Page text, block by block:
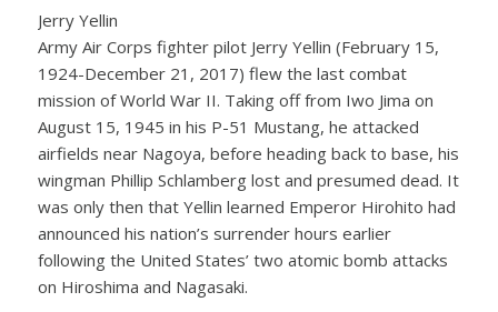
Jerry Yellin
Army Air Corps fighter pilot Jerry Yellin (February 15,
1924-December 21, 2017) flew the last combat
mission of World War II. Taking off from Iwo Jima on
August 15, 1945 in his P-51 Mustang, he attacked
airfields near Nagoya, before heading back to base, his
wingman Phillip Schlamberg lost and presumed dead. It
was only then that Yellin learned Emperor Hirohito had
announced his nation’s surrender hours earlier
following the United States’ two atomic bomb attacks
on Hiroshima and Nagasaki.